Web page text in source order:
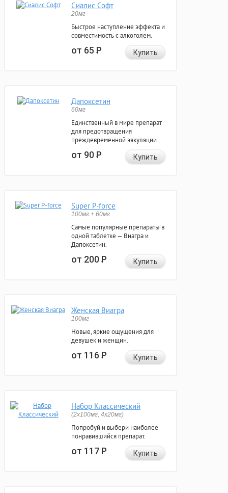
Сиалис Софт
20мг
Быстрое наступление эффекта и
совместимость с алкоголем.
от 65Р Купить
Дапоксетин
60мг
Единственный в мире препарат
для предотвращения
преждевременной эякуляции.
от 90Р Купить
Super P-force
100мг + 60мг
Самые популярные препараты в
одной таблетке — Виагра и
Дапоксетин.
от 200Р Купить
Женская Виагра
100мг
Новые, яркие ощущения для
девушек и женщин.
от 116Р Купить
Набор Классический
(2x100мг, 4x20мг)
Попробуй и выбери наиболее
понравившийся препарат.
от 117Р Купить